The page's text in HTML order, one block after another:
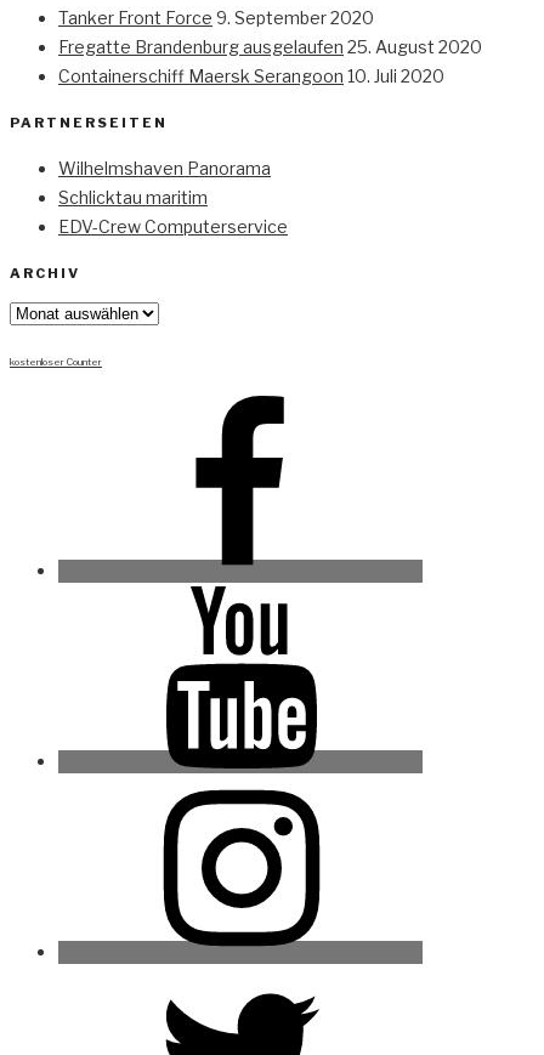
Tanker Front Force 9. September 2020
Fregatte Brandenburg ausgelaufen 25. August 2020
Containerschiff Maersk Serangoon 10. Juli 2020
PARTNERSEITEN
Wilhelmshaven Panorama
Schlicktau maritim
EDV-Crew Computerservice
ARCHIV
Archiv
kostenloser Counter